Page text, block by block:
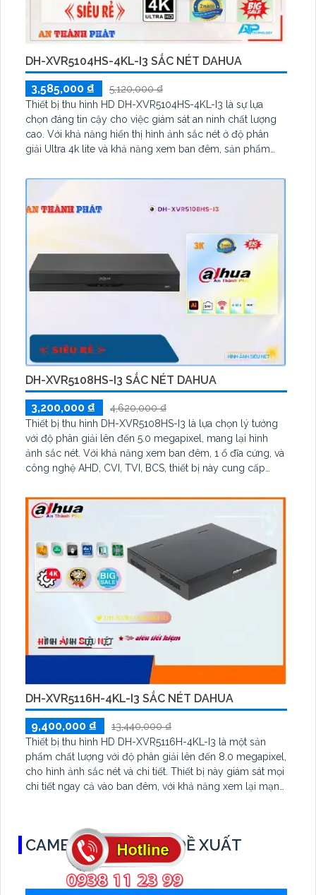
DH-XVR5104HS-4KL-I3 SẮC NÉT DAHUA
3,585,000 ₫
5,120,000 ₫
Thiết bị thu hình HD DH-XVR5104HS-4KL-I3 là sự lựa
chọn đáng tin cậy cho việc giám sát an ninh chất lượng
cao. Với khả năng hiển thị hình ảnh sắc nét ở độ phân
giải Ultra 4k lite và khả năng xem ban đêm, sản phẩm
với 1 HDD tích hợp và công nghệ AHD, CVI, TVI, BCS, độ
DH-XVR5108HS-I3 SẮC NÉT DAHUA
3,200,000 ₫
4,620,000 ₫
Thiết bị thu hình DH-XVR5108HS-I3 là lựa chọn lý tưởng
với độ phân giải lên đến 5.0 megapixel, mang lại hình
ảnh sắc nét. Với khả năng xem ban đêm, 1 ổ đĩa cứng, và
công nghệ AHD, CVI, TVI, BCS, thiết bị này cung cấp
khả năng kết nối 4 camera IP, nó phù hợp cho việc giám
sát kho hàng và nhà xưởng
DH-XVR5116H-4KL-I3 SẮC NÉT DAHUA
9,400,000 ₫
13,440,000 ₫
Thiết bị thu hình HD DH-XVR5116H-4KL-I3 là một sản
phẩm chất lượng với độ phân giải lên đến 8.0 megapixel,
cho hình ảnh sắc nét và chi tiết. Thiết bị này giám sát mọi
chi tiết ngay cả vào ban đêm, với khả năng xem lại mạnh
CAMERA QUAN SÁT ĐỀ XUẤT